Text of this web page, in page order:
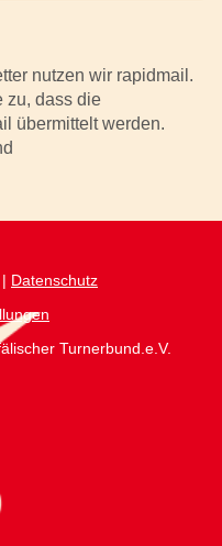
nutzen wir rapidmail.
zu, dass die
übermittelt werden.
| Datenschutz
Turnerbund.e.V.